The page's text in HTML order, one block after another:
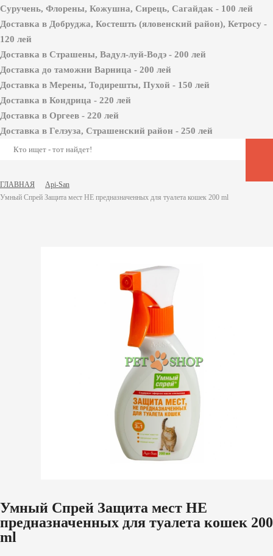
Суручень, Флорены, Кожушна, Сирець, Сагайдак - 100 лей
Доставка в Добруджа, Костешть (яловенский район), Кетросу -
120 лей
Доставка в Страшены, Вадул-луй-Водэ - 200 лей
Доставка до таможни Варница - 200 лей
Доставка в Мерены, Тодирешты, Пухой - 150 лей
Доставка в Кондрица - 220 лей
Доставка в Оргеев - 220 лей
Доставка в Гелэуза, Страшенский район - 250 лей
ГЛАВНАЯ
Api-San
Умный Спрей Защита мест НЕ предназначенных для туалета кошек 200 ml
Умный Спрей Защита мест НЕ
предназначенных для туалета кошек 200
ml